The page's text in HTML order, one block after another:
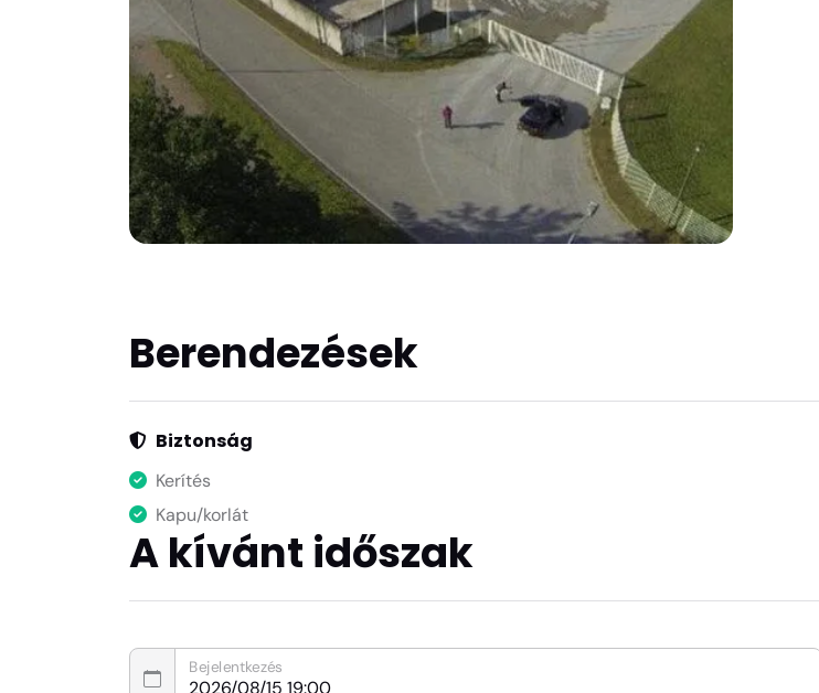
Berendezések
Biztonság
Kerítés
Kapu/korlát
A kívánt időszak
Bejelentkezés